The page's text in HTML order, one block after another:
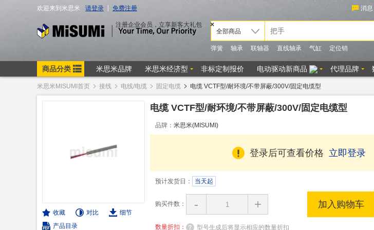
米思米MISUMI首页 接线 电线/电缆 固定电缆 电缆 VCTF型/耐环境/不带屏蔽/300V/固定电缆型
收藏 对比
细节
产品目录
电缆 VCTF型/耐环境/不带屏蔽/300V/固定电缆型
品牌： 米思米(MISUMI)
登录后可查看价格 立即登录
预计发货日： 当天起
购买件数： - +
数量折扣： 型号生成后将显示相应的数量折扣
加入购物车